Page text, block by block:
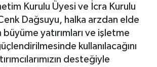
Kurulu Üyesi ve İcra Kurulu
Dağsuyu, halka arzdan elde
yatırımları ve işletme
kullanılacağını
desteğiyle
Durumu ve Fikstür